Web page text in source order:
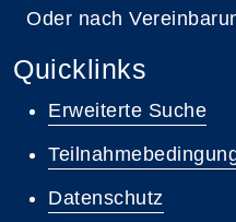
Oder nach
Quicklinks
Erweiterte Suche
Datenschutz